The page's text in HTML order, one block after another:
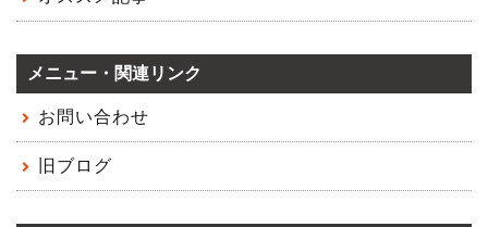
メニュー・関連リンク
お問い合わせ
旧ブログ